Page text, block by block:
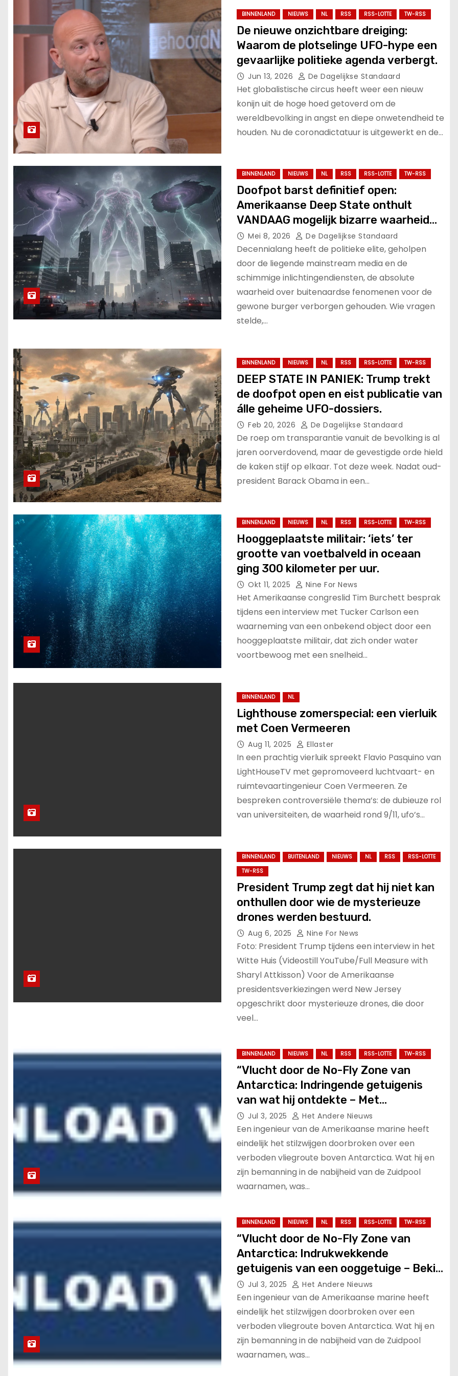
BINNENLAND NIEUWS NL RSS RSS-LOTTE TW-RSS
De nieuwe onzichtbare dreiging:
Waarom de plotselinge UFO-hype een
gevaarlijke politieke agenda verbergt.
Jun 13, 2026 De Dagelijkse Standaard
Het globalistische circus heeft weer een nieuw
konijn uit de hoge hoed getoverd om de
wereldbevolking in angst en diepe onwetendheid te
houden. Nu de coronadictatuur is uitgewerkt en de…
BINNENLAND NIEUWS NL RSS RSS-LOTTE TW-RSS
Doofpot barst definitief open:
Amerikaanse Deep State onthult
VANDAAG mogelijk bizarre waarheid
over UFO’s.
Mei 8, 2026 De Dagelijkse Standaard
Decennialang heeft de politieke elite, geholpen
door de liegende mainstream media en de
schimmige inlichtingendiensten, de absolute
waarheid over buitenaardse fenomenen voor de
gewone burger verborgen gehouden. Wie vragen
stelde,…
BINNENLAND NIEUWS NL RSS RSS-LOTTE TW-RSS
DEEP STATE IN PANIEK: Trump trekt
de doofpot open en eist publicatie van
álle geheime UFO-dossiers.
Feb 20, 2026 De Dagelijkse Standaard
De roep om transparantie vanuit de bevolking is al
jaren oorverdovend, maar de gevestigde orde hield
de kaken stijf op elkaar. Tot deze week. Nadat oud-
president Barack Obama in een…
BINNENLAND NIEUWS NL RSS RSS-LOTTE TW-RSS
Hooggeplaatste militair: ‘iets’ ter
grootte van voetbalveld in oceaan
ging 300 kilometer per uur.
Okt 11, 2025 Nine For News
Het Amerikaanse congreslid Tim Burchett besprak
tijdens een interview met Tucker Carlson een
waarneming van een onbekend object door een
hooggeplaatste militair, dat zich onder water
voortbewoog met een snelheid…
BINNENLAND NL
Lighthouse zomerspecial: een vierluik
met Coen Vermeeren
Aug 11, 2025 Ellaster
In een prachtig vierluik spreekt Flavio Pasquino van
LightHouseTV met gepromoveerd luchtvaart- en
ruimtevaartingenieur Coen Vermeeren. Ze
bespreken controversiële thema’s: de dubieuze rol
van universiteiten, de waarheid rond 9/11, ufo’s…
BINNENLAND BUITENLAND NIEUWS NL RSS
RSS-LOTTE
TW-RSS
President Trump zegt dat hij niet kan
onthullen door wie de mysterieuze
drones werden bestuurd.
Aug 6, 2025 Nine For News
Foto: President Trump tijdens een interview in het
Witte Huis (Videostill YouTube/Full Measure with
Sharyl Attkisson) Voor de Amerikaanse
presidentsverkiezingen werd New Jersey
opgeschrikt door mysterieuze drones, die door
veel…
BINNENLAND NIEUWS NL RSS RSS-LOTTE TW-RSS
“Vlucht door de No-Fly Zone van
Antarctica: Indringende getuigenis
van wat hij ontdekte – Met
Nederlandse ondertiteling!”.
Jul 3, 2025 Het Andere Nieuws
Een ingenieur van de Amerikaanse marine heeft
eindelijk het stilzwijgen doorbroken over een
verboden vliegroute boven Antarctica. Wat hij en
zijn bemanning in de nabijheid van de Zuidpool
waarnamen, was…
BINNENLAND NIEUWS NL RSS RSS-LOTTE TW-RSS
“Vlucht door de No-Fly Zone van
Antarctica: Indrukwekkende
getuigenis van een ooggetuige – Bekijk
de ondertitelde video!”.
Jul 3, 2025 Het Andere Nieuws
Een ingenieur van de Amerikaanse marine heeft
eindelijk het stilzwijgen doorbroken over een
verboden vliegroute boven Antarctica. Wat hij en
zijn bemanning in de nabijheid van de Zuidpool
waarnamen, was…